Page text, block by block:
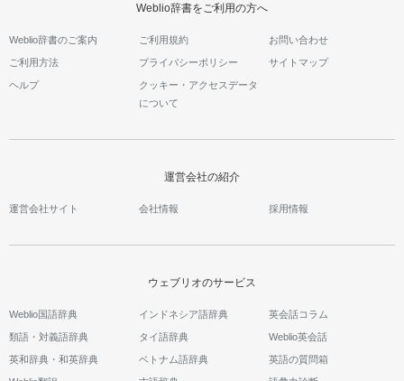
Weblio辞書をご利用の方へ
Weblio辞書のご案内 ご利用規約 お問い合わせ
ご利用方法 プライバシーポリシー サイトマップ
ヘルプ
クッキー・アクセスデータ
について
運営会社の紹介
運営会社サイト 会社情報 採用情報
ウェブリオのサービス
Weblio国語辞典
類語・対義語辞典
英和辞典・和英辞典
インドネシア語辞典
タイ語辞典
ベトナム語辞典
英会話コラム
Weblio英会話
英語の質問箱